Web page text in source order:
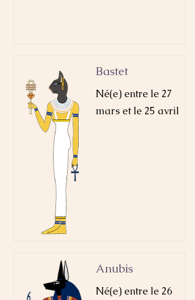
Bastet
Né(e) entre le 27
mars et le 25 avril
Anubis
Né(e) entre le 26